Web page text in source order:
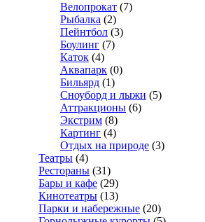
Велопрокат (7)
Рыбалка (2)
Пейнтбол (3)
Боулинг (7)
Каток (4)
Аквапарк (0)
Бильярд (1)
Сноуборд и лыжи (5)
Аттракционы (6)
Экстрим (8)
Картинг (4)
Отдых на природе (3)
Театры (4)
Рестораны (31)
Бары и кафе (29)
Кинотеатры (13)
Парки и набережные (20)